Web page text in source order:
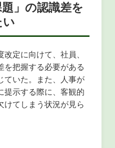
題」の認識差を
い
改定に向けて、社員、
を把握する必要がある
ていた。また、人事が
提示する際に、客観的
けてしまう状況が見ら